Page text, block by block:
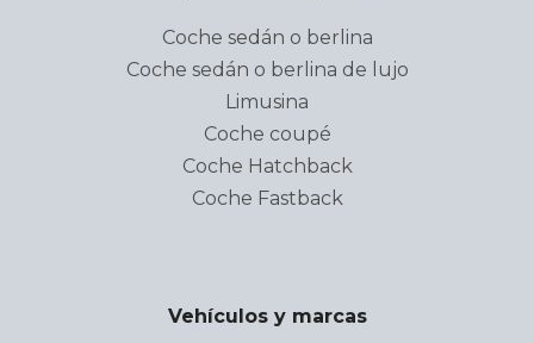
Coche sedán o berlina
Coche sedán o berlina de lujo
Limusina
Coche coupé
Coche Hatchback
Coche Fastback
Vehículos y marcas